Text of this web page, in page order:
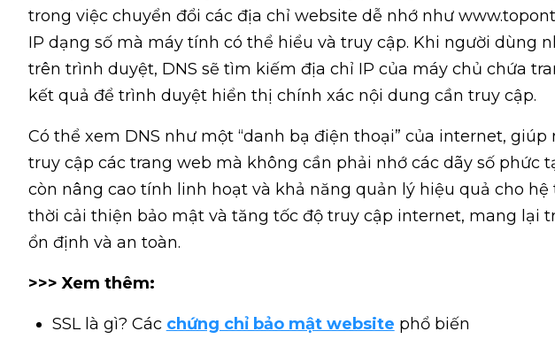
trong việc chuyển đổi các địa chỉ website dễ nhớ như
IP dạng số mà máy tính có thể hiểu và truy cập. Khi người dùng
trên trình duyệt, DNS sẽ tìm kiếm địa chỉ IP của máy chủ chứa
kết quả để trình duyệt hiển thị chính xác nội dung cần truy cập.
Có thể xem DNS như một “danh bạ điện thoại” của internet,
truy cập các trang web mà không cần phải nhớ các dãy số phức
còn nâng cao tính linh hoạt và khả năng quản lý hiệu quả cho
thời cải thiện bảo mật và tăng tốc độ truy cập internet, mang lại
ổn định và an toàn.
>>> Xem thêm:
SSL là gì? Các chứng chỉ bảo mật website phổ biến